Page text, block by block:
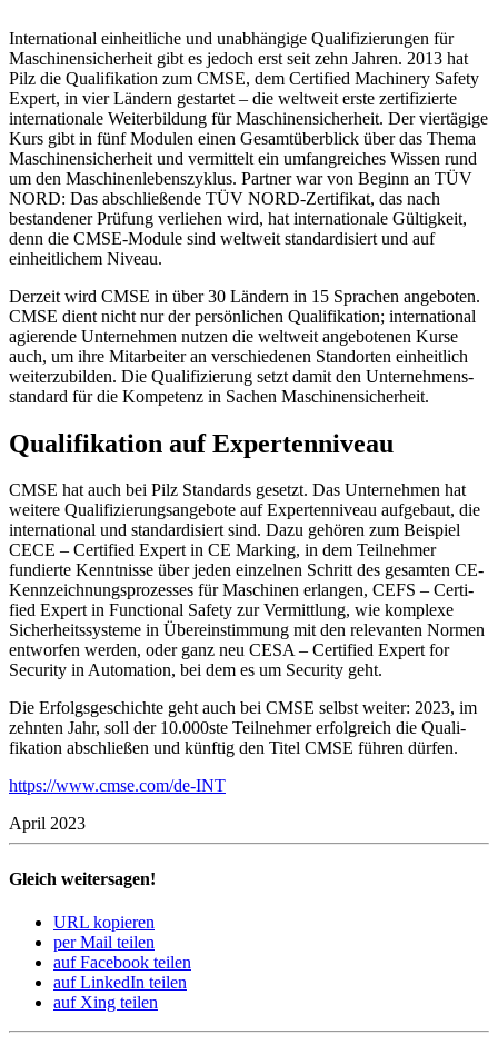
Inter­na­tional einheit­liche und unab­hän­gige Quali­fi­zie­rungen für
Maschi­nen­si­cher­heit gibt es jedoch erst seit zehn Jahren. 2013 hat
Pilz die Quali­fi­ka­tion zum CMSE, dem Certi­fied Machi­nery Safety
Expert, in vier Ländern gestartet – die welt­weit erste zerti­fi­zierte
inter­na­tio­nale Weiter­bil­dung für Maschi­nen­si­cher­heit. Der vier­tä­gige
Kurs gibt in fünf Modulen einen Gesamt­über­blick über das Thema
Maschi­nen­si­cher­heit und vermit­telt ein umfang­rei­ches Wissen rund
um den Maschi­nen­le­bens­zy­klus. Partner war von Beginn an TÜV
NORD: Das abschlie­ßende TÜV NORD-Zerti­fikat, das nach
bestan­dener Prüfung verliehen wird, hat inter­na­tio­nale Gültig­keit,
denn die CMSE-Module sind welt­weit stan­dar­di­siert und auf
einheit­li­chem Niveau.
Derzeit wird CMSE in über 30 Ländern in 15 Spra­chen ange­boten.
CMSE dient nicht nur der persön­li­chen Quali­fi­ka­tion; inter­na­tional
agie­rende Unter­nehmen nutzen die welt­weit ange­bo­tenen Kurse
auch, um ihre Mitar­beiter an verschie­denen Stand­orten einheit­lich
weiter­zubilden. Die Quali­fi­zie­rung setzt damit den Unter­neh­mens­
stan­dard für die Kompe­tenz in Sachen Maschi­nen­si­cher­heit.
Quali­fi­ka­tion auf Exper­ten­ni­veau
CMSE hat auch bei Pilz Stan­dards gesetzt. Das Unter­nehmen hat
weitere Quali­fi­zie­rungs­an­ge­bote auf Exper­ten­ni­veau aufge­baut, die
inter­na­tional und stan­dar­di­siert sind. Dazu gehören zum Beispiel
CECE – Certi­fied Expert in CE Marking, in dem Teil­nehmer
fundierte Kennt­nisse über jeden einzelnen Schritt des gesamten CE-
Kenn­zeich­nungs­pro­zesses für Maschinen erlangen, CEFS – Certi­
fied Expert in Func­tional Safety zur Vermitt­lung, wie komplexe
Sicherheits­systeme in Über­ein­stim­mung mit den rele­vanten Normen
entworfen werden, oder ganz neu CESA – Certi­fied Expert for
Security in Auto­ma­tion, bei dem es um Security geht.
Die Erfolgs­ge­schichte geht auch bei CMSE selbst weiter: 2023, im
zehnten Jahr, soll der 10.000ste Teil­nehmer erfolg­reich die Quali­
fikation abschließen und künftig den Titel CMSE führen dürfen.
https://www.cmse.com/de-INT
April 2023
Gleich weitersagen!
URL kopieren
per Mail teilen
auf Facebook teilen
auf LinkedIn teilen
auf Xing teilen